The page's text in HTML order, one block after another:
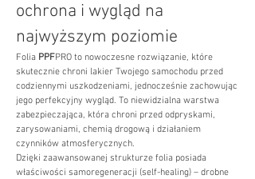
ochrona i wygląd na
najwyższym poziomie
Folia PPFPRO to nowoczesne rozwiązanie, które
skutecznie chroni lakier Twojego samochodu przed
codziennymi uszkodzeniami, jednocześnie zachowując
jego perfekcyjny wygląd. To niewidzialna warstwa
zabezpieczająca, która chroni przed odpryskami,
zarysowaniami, chemią drogową i działaniem
czynników atmosferycznych.
Dzięki zaawansowanej strukturze folia posiada
właściwości samoregeneracji (self-healing) – drobne